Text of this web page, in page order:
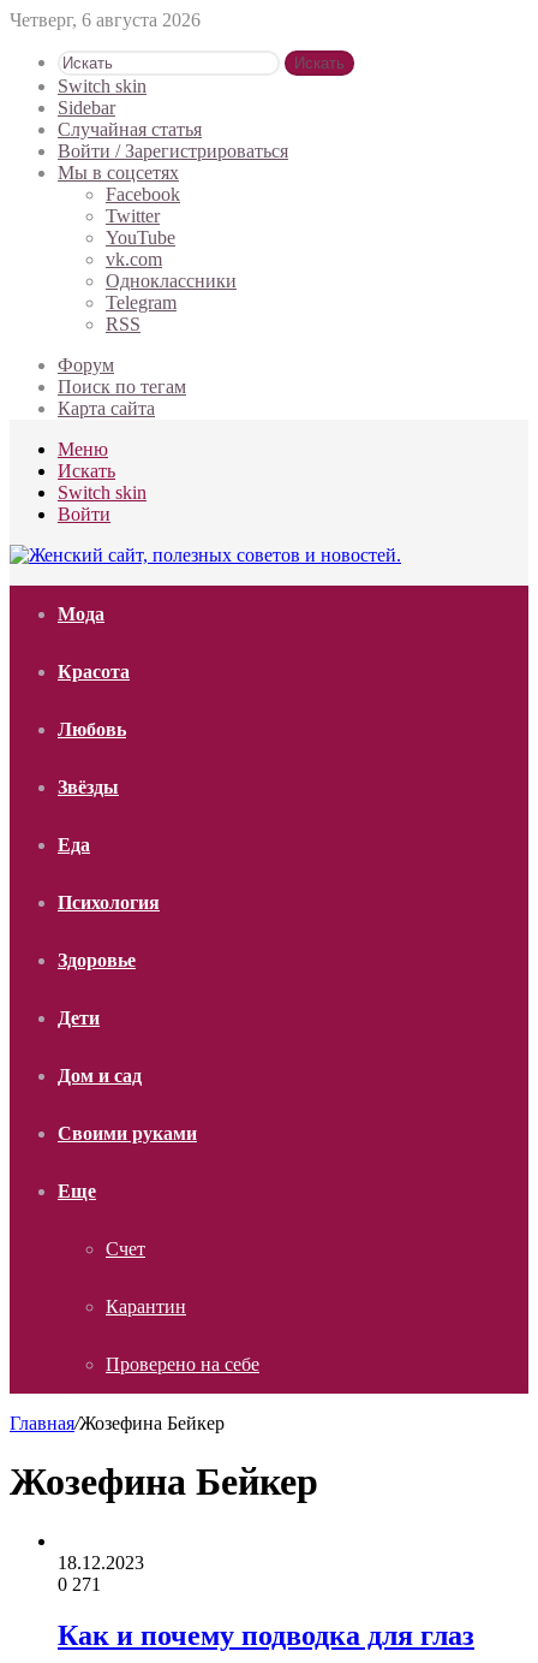
Четверг, 6 августа 2026
Искать
Switch skin
Sidebar
Случайная статья
Войти / Зарегистрироваться
Мы в соцсетях
Facebook
Twitter
YouTube
vk.com
Одноклассники
Telegram
RSS
Форум
Поиск по тегам
Карта сайта
Меню
Искать
Switch skin
Войти
Мода
Красота
Любовь
Звёзды
Еда
Психология
Здоровье
Дети
Дом и сад
Своими руками
Еще
Счет
Карантин
Проверено на себе
Главная/Жозефина Бейкер
Жозефина Бейкер
18.12.2023
0 271
Как и почему подводка для глаз